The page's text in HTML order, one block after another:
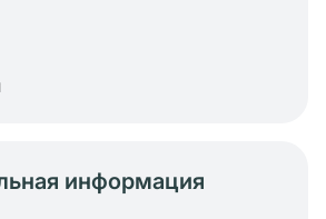
информация